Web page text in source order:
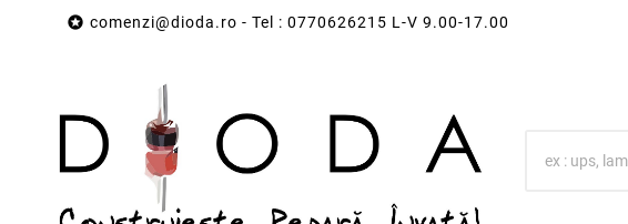
 comenzi@dioda.ro - Tel : 0770626215 L-V 9.00-17.00